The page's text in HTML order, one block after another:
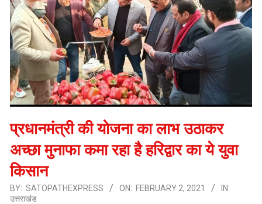
प्रधानमंत्री की योजना का लाभ उठाकर
अच्छा मुनाफा कमा रहा है हरिद्वार का ये युवा
किसान
BY: SATOPATHEXPRESS ON: FEBRUARY 2, 2021
IN:
उत्तराखंड